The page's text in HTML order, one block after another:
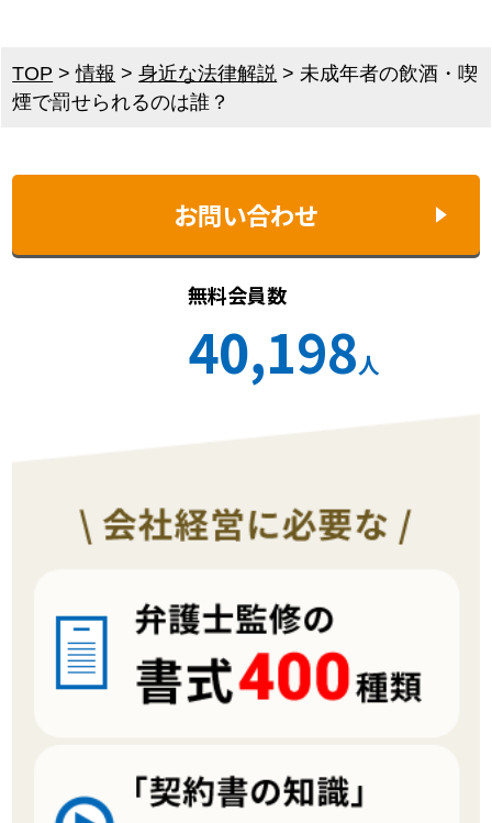
TOP >情報 >身近な法律解説 > 未成年者の飲酒・喫
煙で罰せられるのは誰？
お問い合わせ
無料会員数
40,198人